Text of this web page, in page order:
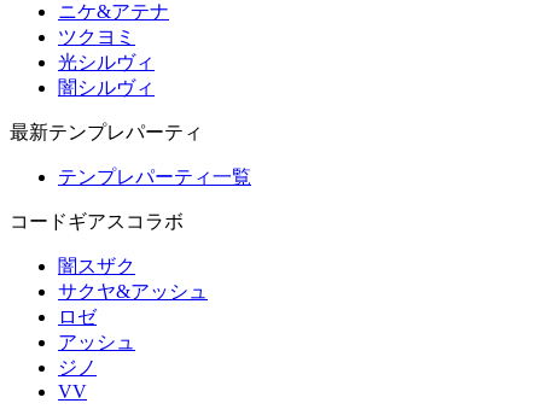
ニケ&アテナ
ツクヨミ
光シルヴィ
闇シルヴィ
最新テンプレパーティ
テンプレパーティ一覧
コードギアスコラボ
闇スザク
サクヤ&アッシュ
ロゼ
アッシュ
ジノ
VV